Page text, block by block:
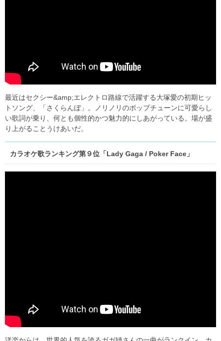
最近はセクシー&amp;エレクトロ路線で活躍する大塚愛の初期ヒッ
トソング、「さくらんぼ」。ノリノリのポップチューンに可愛らし
い歌詞が乗り、何とも個性的かつ魅力的にしあがっている。場が盛
り上がることうけあいだ。
カラオケ歌ランキング第９位「Lady Gaga / Poker Face」